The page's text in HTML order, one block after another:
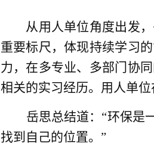
从用人单位角度出发
重要标尺，体现持续学习
力，在多专业、多部门协
相关的实习经历。用人单
岳思总结道：“环保是
找到自己的位置。”